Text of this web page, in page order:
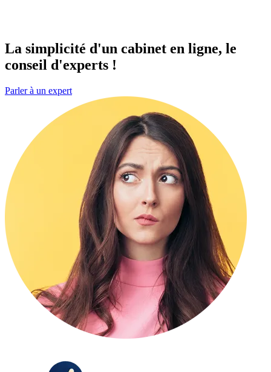
La simplicité d'un cabinet en ligne, le
conseil d'experts !
Parler à un expert